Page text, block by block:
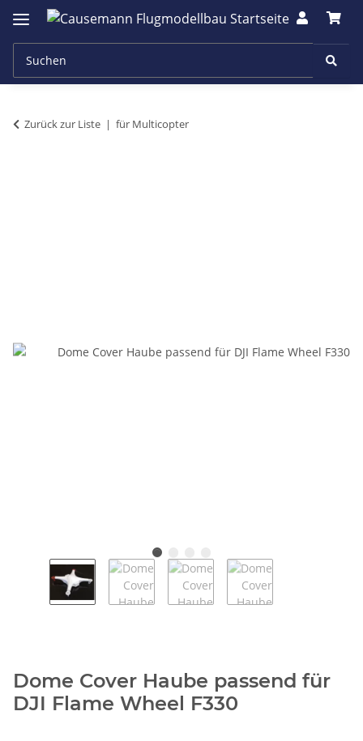
Zurück zur Liste für Multicopter
Dome Cover Haube passend für
DJI Flame Wheel F330